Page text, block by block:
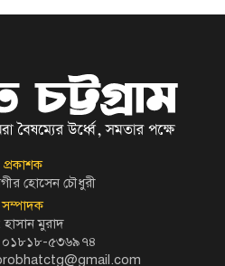
প্রকাশক
হোসেন চৌধুরী
সম্পাদক
মুরাদ
০১৮১৮-৫৩৬৯৭৪